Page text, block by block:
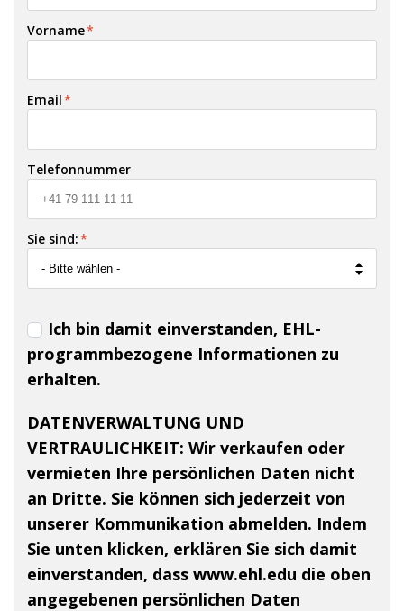
Vorname*
Email*
Telefonnummer
Sie sind:*
Ich bin damit einverstanden, EHL-
programmbezogene Informationen zu
erhalten.
DATENVERWALTUNG UND
VERTRAULICHKEIT: Wir verkaufen oder
vermieten Ihre persönlichen Daten nicht
an Dritte. Sie können sich jederzeit von
unserer Kommunikation abmelden. Indem
Sie unten klicken, erklären Sie sich damit
einverstanden, dass www.ehl.edu die oben
angegebenen persönlichen Daten